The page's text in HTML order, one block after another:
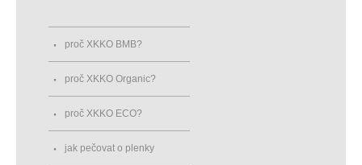
proč XKKO BMB?
proč XKKO Organic?
proč XKKO ECO?
jak pečovat o plenky